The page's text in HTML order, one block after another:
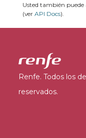
Usted también puede
(ver API Docs).
Renfe. Todos los
reservados.